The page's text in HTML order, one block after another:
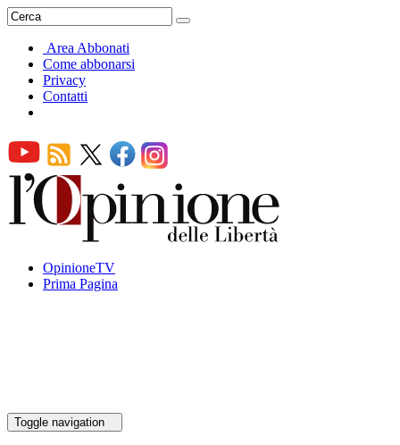
Area Abbonati
Come abbonarsi
Privacy
Contatti
OpinioneTV
Prima Pagina
Toggle navigation